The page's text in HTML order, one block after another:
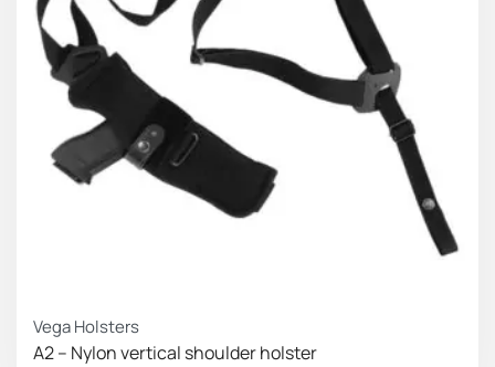
Vega Holsters
A2 – Nylon vertical shoulder holster